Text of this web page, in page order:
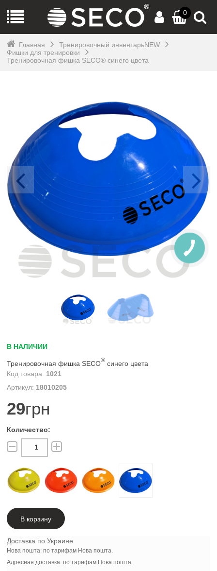
0
Главная
Тренировочный инвентарьNEW
Фишки для тренировки
Тренировочная фишка SECO® синего цвета
В НАЛИЧИИ
Тренировочная фишка SECO® синего цвета
1021
18010205
29грн
В корзину
Доставка по Украине
Нова пошта: по тарифам Нова пошта.
Адресная доставка: по тарифам Нова пошта.